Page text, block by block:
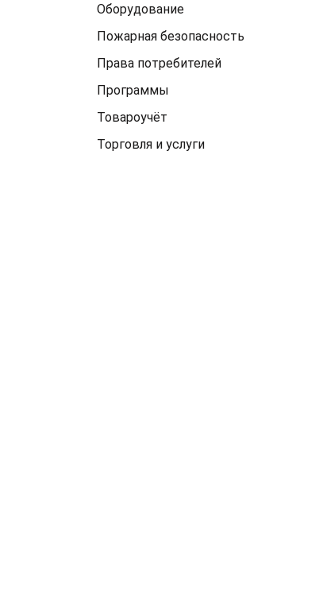
Оборудование
Пожарная безопасность
Права потребителей
Программы
Товароучёт
Торговля и услуги